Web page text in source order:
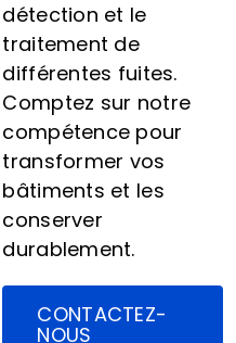
détection et le
traitement de
différentes fuites.
Comptez sur notre
compétence pour
transformer vos
bâtiments et les
conserver
durablement.
CONTACTEZ-
NOUS